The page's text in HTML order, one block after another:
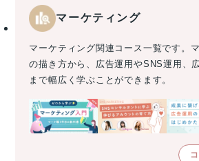
マーケティング
マーケティング関連コース一覧です。
の描き方から、広告運用やSNS運用、
まで幅広く学ぶことができます。